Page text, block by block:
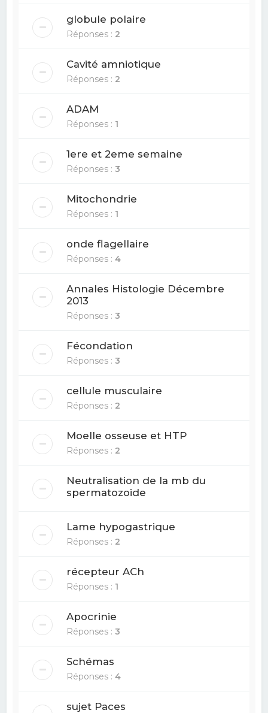
globule polaire
Réponses : 2
Cavité amniotique
Réponses : 2
ADAM
Réponses : 1
1ere et 2eme semaine
Réponses :3
Mitochondrie
Réponses : 1
onde flagellaire
Réponses :4
Annales Histologie Décembre
2013
Réponses :3
Fécondation
Réponses :3
cellule musculaire
Réponses : 2
Moelle osseuse et HTP
Réponses : 2
Neutralisation de la mb du
spermatozoide
Lame hypogastrique
Réponses : 2
récepteur ACh
Réponses : 1
Apocrinie
Réponses :3
Schémas
Réponses :4
sujet Paces